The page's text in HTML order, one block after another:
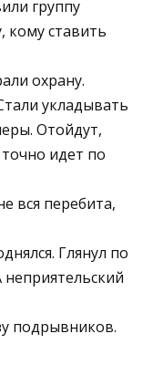
группу
кому ставить
охрану.
укладывать
Отойдут,
идет по
вся перебита,
Глянул по
подрывников.